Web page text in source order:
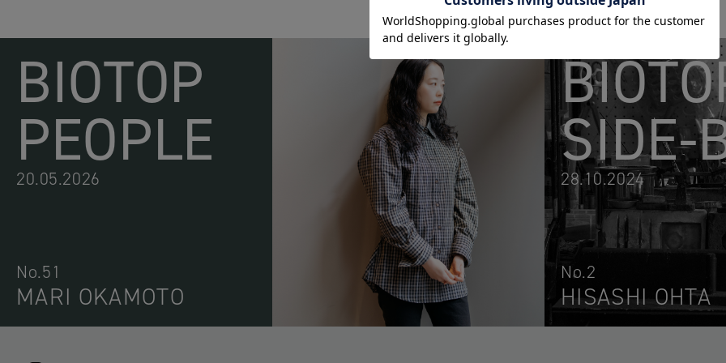
BIOTOP
PEOPLE
20.05.2026
No.51
MARI OKAMOTO
SIDE-
28.10.2024
No.2
HISASHI OHTA